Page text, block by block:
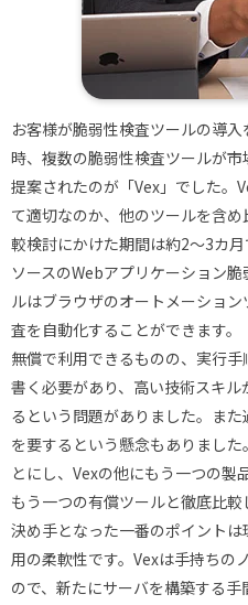
お客様が脆弱性検査ツールの導
時、複数の脆弱性検査ツールが
提案されたのが「Vex」でした。
て適切なのか、他のツールを含
較検討にかけた期間は約2～3カ
ソースのWebアプリケーション
ルはブラウザのオートメーショ
査を自動化することができます。
無償で利用できるものの、実行
書く必要があり、高い技術スキ
るという問題がありました。ま
を要するという懸念もありまし
とにし、Vexの他にもう一つの製
もう一つの有償ツールと徹底比較
決め手となった一番のポイント
用の柔軟性です。Vexは手持ちの
ので、新たにサーバを構築する